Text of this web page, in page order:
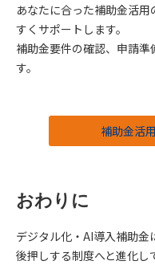
あなたに合った補助金活
すくサポートします。
補助金要件の確認、申請
す。
補助金活
おわりに
デジタル化・AI導入補助
後押しする制度へと進化し